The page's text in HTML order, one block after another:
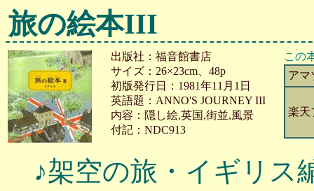
旅の絵本III
出版社：福音館書店
サイズ：26×23cm、48p
初版発行日：1981年11月1日
英語題：ANNO'S JOURNEY III
内容：隠し絵,英国,街並,風景
付記：NDC913
この
アマ
楽天
♪架空の旅・イギリス